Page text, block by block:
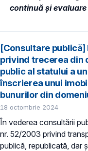
continuă și
[Consultare publică]
privind trecerea din
public al statului a
înscrierea unui
bunurilor din
18 octombrie 2024
În vederea consultării
nr. 52/2003 privind
publică, republicată, dar